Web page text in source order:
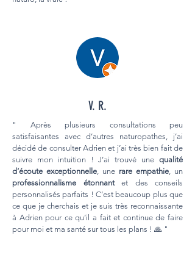
V. R.
" Après plusieurs consultations peu
satisfaisantes avec d’autres naturopathes, j’ai
décidé de consulter Adrien et j’ai très bien fait de
suivre mon intuition ! J’ai trouvé une qualité
d’écoute exceptionnelle, une rare empathie, un
professionnalisme étonnantet des conseils
personnalisés parfaits ! C’est beaucoup plus que
ce que je cherchais et je suis très reconnaissante
à Adrien pour ce qu’il a fait et continue de faire
pour moi et ma santé sur tous les plans ! 🙏 "